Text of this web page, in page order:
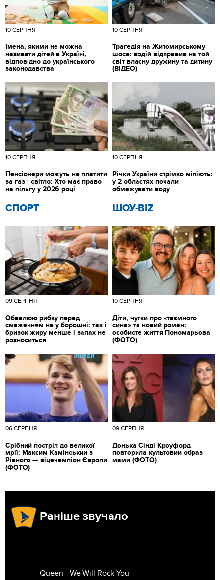
10 СЕРПНЯ
Імена, якими не можна
називати дітей в Україні,
відповідно до українського
законодавства
10 СЕРПНЯ
Трагедія на Житомирському
шосе: водій відправив на той
світ власну дружину та дитину
(ВІДЕО)
СПОРТ
09 СЕРПНЯ
Обвалюю рибку перед
смаженням не у борошні: так і
бризок жиру менше і запах не
розноситься
ШОУ-BIZ
10 СЕРПНЯ
Діти, чутки про «таємного
сина» та новий роман:
особисте життя Пономарьова
(ФОТО)
10 СЕРПНЯ
Пенсіонери можуть не платити
за газ і світло: Хто має право
на пільгу у 2026 році
10 СЕРПНЯ
Річки України стрімко міліють:
у 2 областях почали
обмежувати воду
06 СЕРПНЯ
Срібний постріл до великої
мрії: Максим Камінський з
Рівного — віцечемпіон Європи
(ФОТО)
09 СЕРПНЯ
Донька Сінді Кроуфорд
повторила культовий образ
мами (ФОТО)
Раніше звучало
Queen - We Will Rock You